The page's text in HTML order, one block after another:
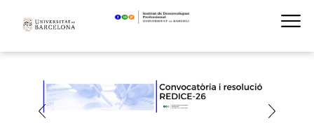
navigation
Institut de